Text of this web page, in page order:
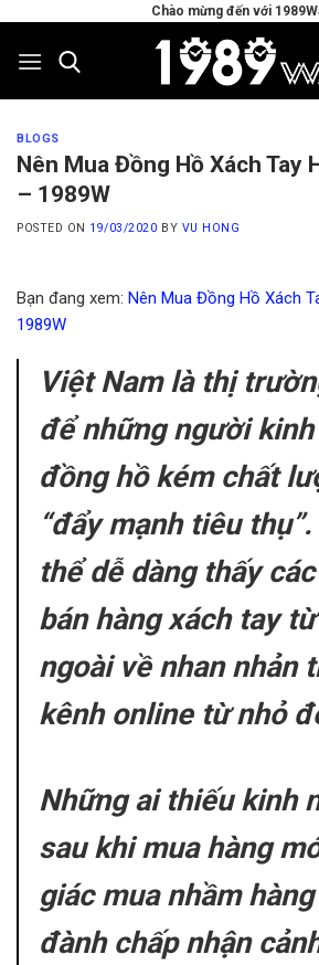
content
Chào mừng đến với
BLOGS
Nên Mua Đồng Hồ Xách Tay
– 1989W
POSTED ON 19/03/2020 BY VU HONG
Bạn đang xem: Nên Mua Đồng Hồ Xách
1989W
Việt Nam là thị
để những người
đồng hồ kém chất
“đẩy mạnh tiêu
thể dễ dàng thấy
bán hàng xách tay
ngoài về nhan nhản
kênh online từ nhỏ
Những ai thiếu kinh
sau khi mua hàng
giác mua nhầm
đành chấp nhận